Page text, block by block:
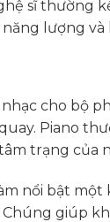
sĩ thường
lượng và
cho bộ
Piano
trạng của
nổi bật
giúp